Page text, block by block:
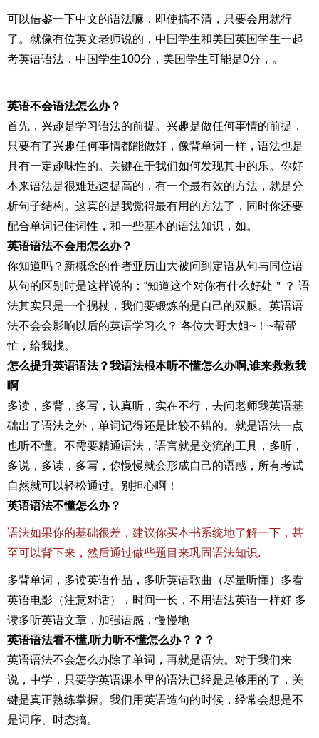
可以借鉴一下中文的语法嘛，即使搞不清，只要会用就行
了。就像有位英文老师说的，中国学生和美国英国学生一起
考英语语法，中国学生100分，美国学生可能是0分，。
英语不会语法怎么办？
首先，兴趣是学习语法的前提。兴趣是做任何事情的前提，
只要有了兴趣任何事情都能做好，像背单词一样，语法也是
具有一定趣味性的。关键在于我们如何发现其中的乐。你好
本来语法是很难迅速提高的，有一个最有效的方法，就是分
析句子结构。这真的是我觉得最有用的方法了，同时你还要
配合单词记住词性，和一些基本的语法知识，如。
英语语法不会用怎么办？
你知道吗？新概念的作者亚历山大被问到定语从句与同位语
从句的区别时是这样说的：“知道这个对你有什么好处＂？ 语
法其实只是一个拐杖，我们要锻炼的是自己的双腿。英语语
法不会会影响以后的英语学习么？ 各位大哥大姐~！~帮帮
忙，给我找。
怎么提升英语语法？我语法根本听不懂怎么办啊,谁来救救我
啊
多读，多背，多写，认真听，实在不行，去问老师我英语基
础出了语法之外，单词记得还是比较不错的。就是语法一点
也听不懂。不需要精通语法，语言就是交流的工具，多听，
多说，多读，多写，你慢慢就会形成自己的语感，所有考试
自然就可以轻松通过。别担心啊！
英语语法不懂怎么办？
语法如果你的基础很差，建议你买本书系统地了解一下，甚
至可以背下来，然后通过做些题目来巩固语法知识.
多背单词，多读英语作品，多听英语歌曲（尽量听懂）多看
英语电影（注意对话），时间一长，不用语法英语一样好 多
读多听英语文章，加强语感，慢慢地
英语语法看不懂,听力听不懂怎么办？？？
英语语法不会怎么办除了单词，再就是语法。对于我们来
说，中学，只要学英语课本里的语法已经是足够用的了，关
键是真正熟练掌握。我们用英语造句的时候，经常会想是不
是词序、时态搞。